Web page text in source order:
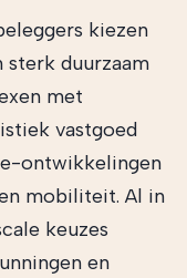
kiezen
duurzaam
met
vastgoed
ontwikkelingen
mobiliteit. Al in
keuzes
en